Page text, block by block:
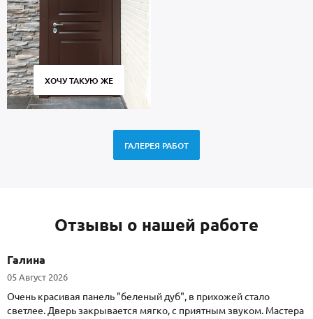
ХОЧУ ТАКУЮ ЖЕ
ГАЛЕРЕЯ РАБОТ
Отзывы о нашей работе
Галина
05 Август 2026
Очень красивая панель "беленый дуб", в прихожей стало
светлее. Дверь закрывается мягко, с приятным звуком. Мастера